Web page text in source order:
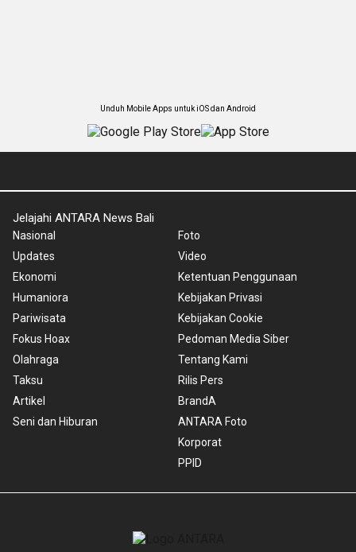
Unduh Mobile Apps untuk iOS dan Android
Jelajahi ANTARA News Bali
Nasional
Updates
Ekonomi
Humaniora
Pariwisata
Fokus Hoax
Olahraga
Taksu
Artikel
Seni dan Hiburan
Foto
Video
Ketentuan Penggunaan
Kebijakan Privasi
Kebijakan Cookie
Pedoman Media Siber
Tentang Kami
Rilis Pers
BrandA
ANTARA Foto
Korporat
PPID